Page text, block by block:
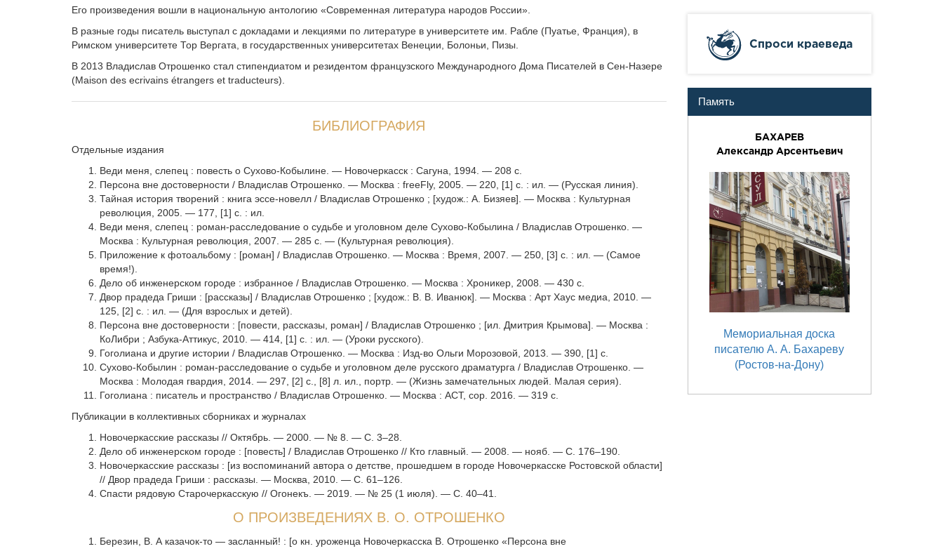
Его произведения вошли в национальную антологию «Современная литература народов России».
В разные годы писатель выступал с докладами и лекциями по литературе в университете им. Рабле (Пуатье, Франция), в
Римском университете Тор Вергата, в государственных университетах Венеции, Болоньи, Пизы.
В 2013 Владислав Отрошенко стал стипендиатом и резидентом французского Международного Дома Писателей в Сен-Назере
(Maison des ecrivains étrangers еt traducteurs).
БИБЛИОГРАФИЯ
Отдельные издания
Веди меня, слепец : повесть о Сухово-Кобылине. — Новочеркасск : Сагуна, 1994. — 208 с.
Персона вне достоверности / Владислав Отрошенко. — Москва : freeFly, 2005. — 220, [1] с. : ил. — (Русская линия).
Тайная история творений : книга эссе-новелл / Владислав Отрошенко ; [худож.: А. Бизяев]. — Москва : Культурная
революция, 2005. — 177, [1] с. : ил.
Веди меня, слепец : роман-расследование о судьбе и уголовном деле Сухово-Кобылина / Владислав Отрошенко. —
Москва : Культурная революция, 2007. — 285 с. — (Культурная революция).
Приложение к фотоальбому : [роман] / Владислав Отрошенко. — Москва : Время, 2007. — 250, [3] с. : ил. — (Самое
время!).
Дело об инженерском городе : избранное / Владислав Отрошенко. — Москва : Хроникер, 2008. — 430 с.
Двор прадеда Гриши : [рассказы] / Владислав Отрошенко ; [худож.: В. В. Иванюк]. — Москва : Арт Хаус медиа, 2010. —
125, [2] с. : ил. — (Для взрослых и детей).
Персона вне достоверности : [повести, рассказы, роман] / Владислав Отрошенко ; [ил. Дмитрия Крымова]. — Москва :
КоЛибри ; Азбука-Аттикус, 2010. — 414, [1] с. : ил. — (Уроки русского).
Гоголиана и другие истории / Владислав Отрошенко. — Москва : Изд-во Ольги Морозовой, 2013. — 390, [1] с.
Сухово-Кобылин : роман-расследование о судьбе и уголовном деле русского драматурга / Владислав Отрошенко. —
Москва : Молодая гвардия, 2014. — 297, [2] с., [8] л. ил., портр. — (Жизнь замечательных людей. Малая серия).
Гоголиана : писатель и пространство / Владислав Отрошенко. — Москва : АСТ, cop. 2016. — 319 с.
Публикации в коллективных сборниках и журналах
Новочеркасские рассказы // Октябрь. — 2000. — № 8. — С. 3–28.
Дело об инженерском городе : [повесть] / Владислав Отрошенко // Кто главный. — 2008. — нояб. — С. 176–190.
Новочеркасские рассказы : [из воспоминаний автора о детстве, прошедшем в городе Новочеркасске Ростовской области]
// Двор прадеда Гриши : рассказы. — Москва, 2010. — С. 61–126.
Спасти рядовую Старочеркасскую // Огонекъ. — 2019. — № 25 (1 июля). — С. 40–41.
О ПРОИЗВЕДЕНИЯХ В. О. ОТРОШЕНКО
Березин, В. А казачок-то — засланный! : [о кн. уроженца Новочеркасска В. Отрошенко «Персона вне
Cпроси краеведа
Память
БАХАРЕВ
Александр Арсентьевич
Мемориальная доска
писателю А. А. Бахареву
(Ростов-на-Дону)